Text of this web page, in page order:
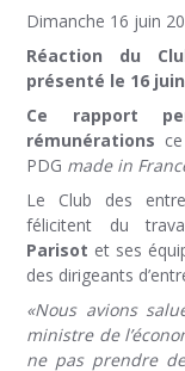
Dimanche 16 juin
Réaction du
présenté le 16 juin
Ce rapport
rémunérations
PDG made in
Le Club des
félicitent du
Parisot et ses
des dirigeants
«Nous avions
ministre de
ne pas prendre